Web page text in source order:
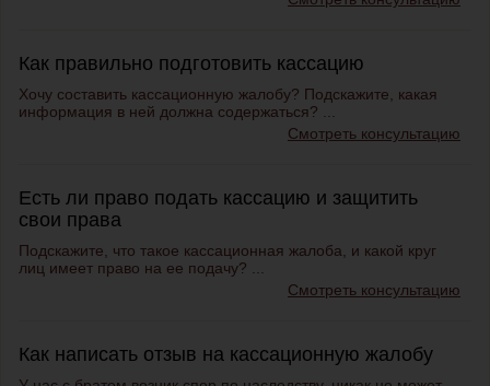
Как правильно подготовить кассацию
Хочу составить кассационную жалобу? Подскажите, какая
информация в ней должна содержаться? ...
Смотреть консультацию
Есть ли право подать кассацию и защитить
свои права
Подскажите, что такое кассационная жалоба, и какой круг
лиц имеет право на ее подачу? ...
Смотреть консультацию
Как написать отзыв на кассационную жалобу